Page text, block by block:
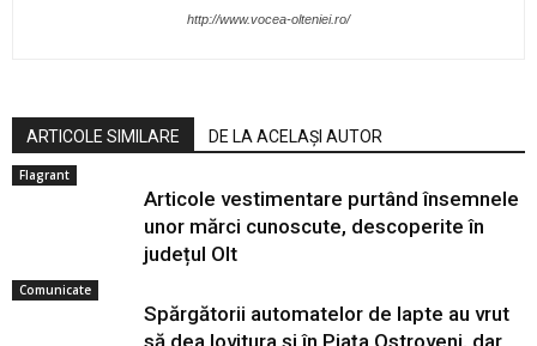
http://www.vocea-olteniei.ro/
ARTICOLE SIMILARE DE LA ACELAȘI AUTOR
Flagrant
Articole vestimentare purtând însemnele
unor mărci cunoscute, descoperite în
județul Olt
Comunicate
Spărgătorii automatelor de lapte au vrut
să dea lovitura și în Piața Ostroveni, dar